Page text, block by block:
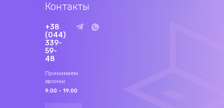
Контакты
+38
(044)
339-
59-
48
Принимаем
звонки
9:00 - 19:00